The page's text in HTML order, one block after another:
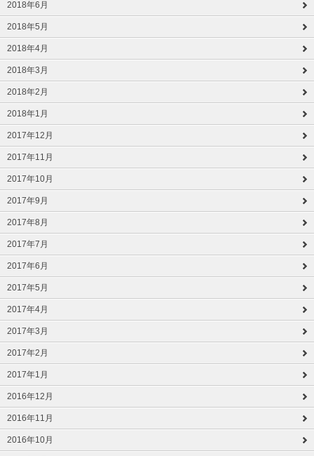
2018年6月
2018年5月
2018年4月
2018年3月
2018年2月
2018年1月
2017年12月
2017年11月
2017年10月
2017年9月
2017年8月
2017年7月
2017年6月
2017年5月
2017年4月
2017年3月
2017年2月
2017年1月
2016年12月
2016年11月
2016年10月